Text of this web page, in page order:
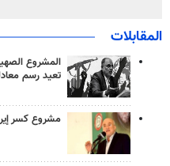
المقابلات
المشروع
تعيد رسم
مشروع كسر